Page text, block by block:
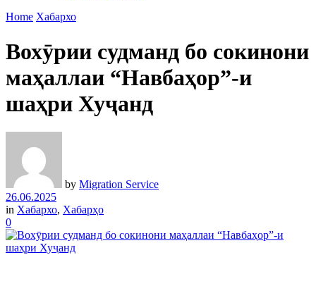
Home Хабархо
Вохӯрии судманд бо сокинони
маҳаллаи “Навбаҳор”-и
шаҳри Хуҷанд
by Migration Service
26.06.2025
in Хабархо, Хабарҳо
0